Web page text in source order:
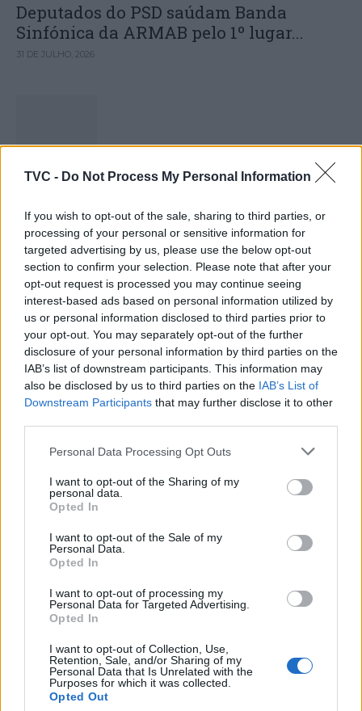
TVC - Do Not Process My Personal Information
If you wish to opt-out of the sale, sharing to third parties, or
processing of your personal or sensitive information for
targeted advertising by us, please use the below opt-out
section to confirm your selection. Please note that after your
opt-out request is processed you may continue seeing
interest-based ads based on personal information utilized by
us or personal information disclosed to third parties prior to
your opt-out. You may separately opt-out of the further
disclosure of your personal information by third parties on the
IAB’s list of downstream participants. This information may
also be disclosed by us to third parties on the IAB’s List of
Downstream Participants that may further disclose it to other
Personal Data Processing Opt Outs
I want to opt-out of the Sharing of my
personal data.
Opted In
I want to opt-out of the Sale of my
Personal Data.
Opted In
I want to opt-out of processing my
Personal Data for Targeted Advertising.
Opted In
I want to opt-out of Collection, Use,
Retention, Sale, and/or Sharing of my
Personal Data that Is Unrelated with the
Purposes for which it was collected.
Opted Out
Deputados do PSD saúdam Banda
Sinfónica da ARMAB pelo 1º lugar...
31 DE JULHO, 2026
Capacita Jovem de Poiares aproxima
31 DE JULHO, 2026
Colheita de sangue regressa ao Hospital
Sousa Martins durante o mês...
30 DE JULHO, 2026
ULS da Guarda assinala o Dia Mundial
do Cancro do Pulmão...
30 DE JULHO, 2026
Município de Góis entrega Kits
Comunitários às famílias no âmbito do...
30 DE JULHO, 2026